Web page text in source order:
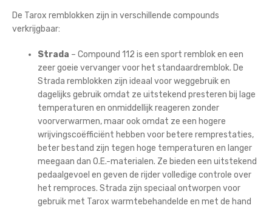
De Tarox remblokken zijn in verschillende compounds
verkrijgbaar:
Strada – Compound 112 is een sport remblok en een
zeer goeie vervanger voor het standaardremblok. De
Strada remblokken zijn ideaal voor weggebruik en
dagelijks gebruik omdat ze uitstekend presteren bij lage
temperaturen en onmiddellijk reageren zonder
voorverwarmen, maar ook omdat ze een hogere
wrijvingscoëfficiënt hebben voor betere remprestaties,
beter bestand zijn tegen hoge temperaturen en langer
meegaan dan O.E.-materialen. Ze bieden een uitstekend
pedaalgevoel en geven de rijder volledige controle over
het remproces. Strada zijn speciaal ontworpen voor
gebruik met Tarox warmtebehandelde en met de hand